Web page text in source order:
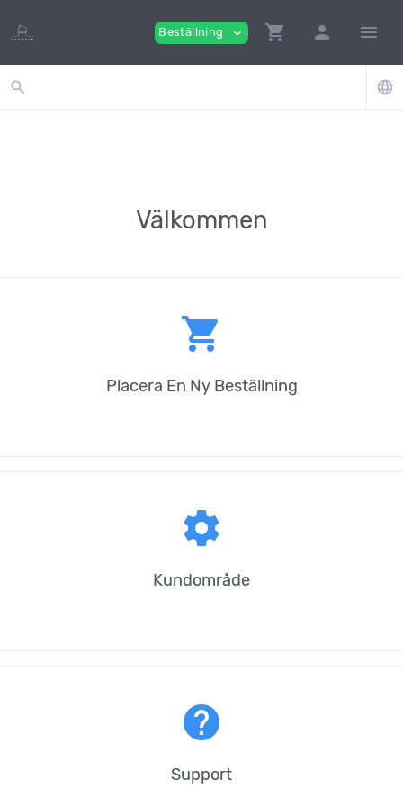
Beställning expand_more shopping_cart person menu
search language
Välkommen
shopping_cart
Placera En Ny Beställning
settings
Kundområde
help
Support